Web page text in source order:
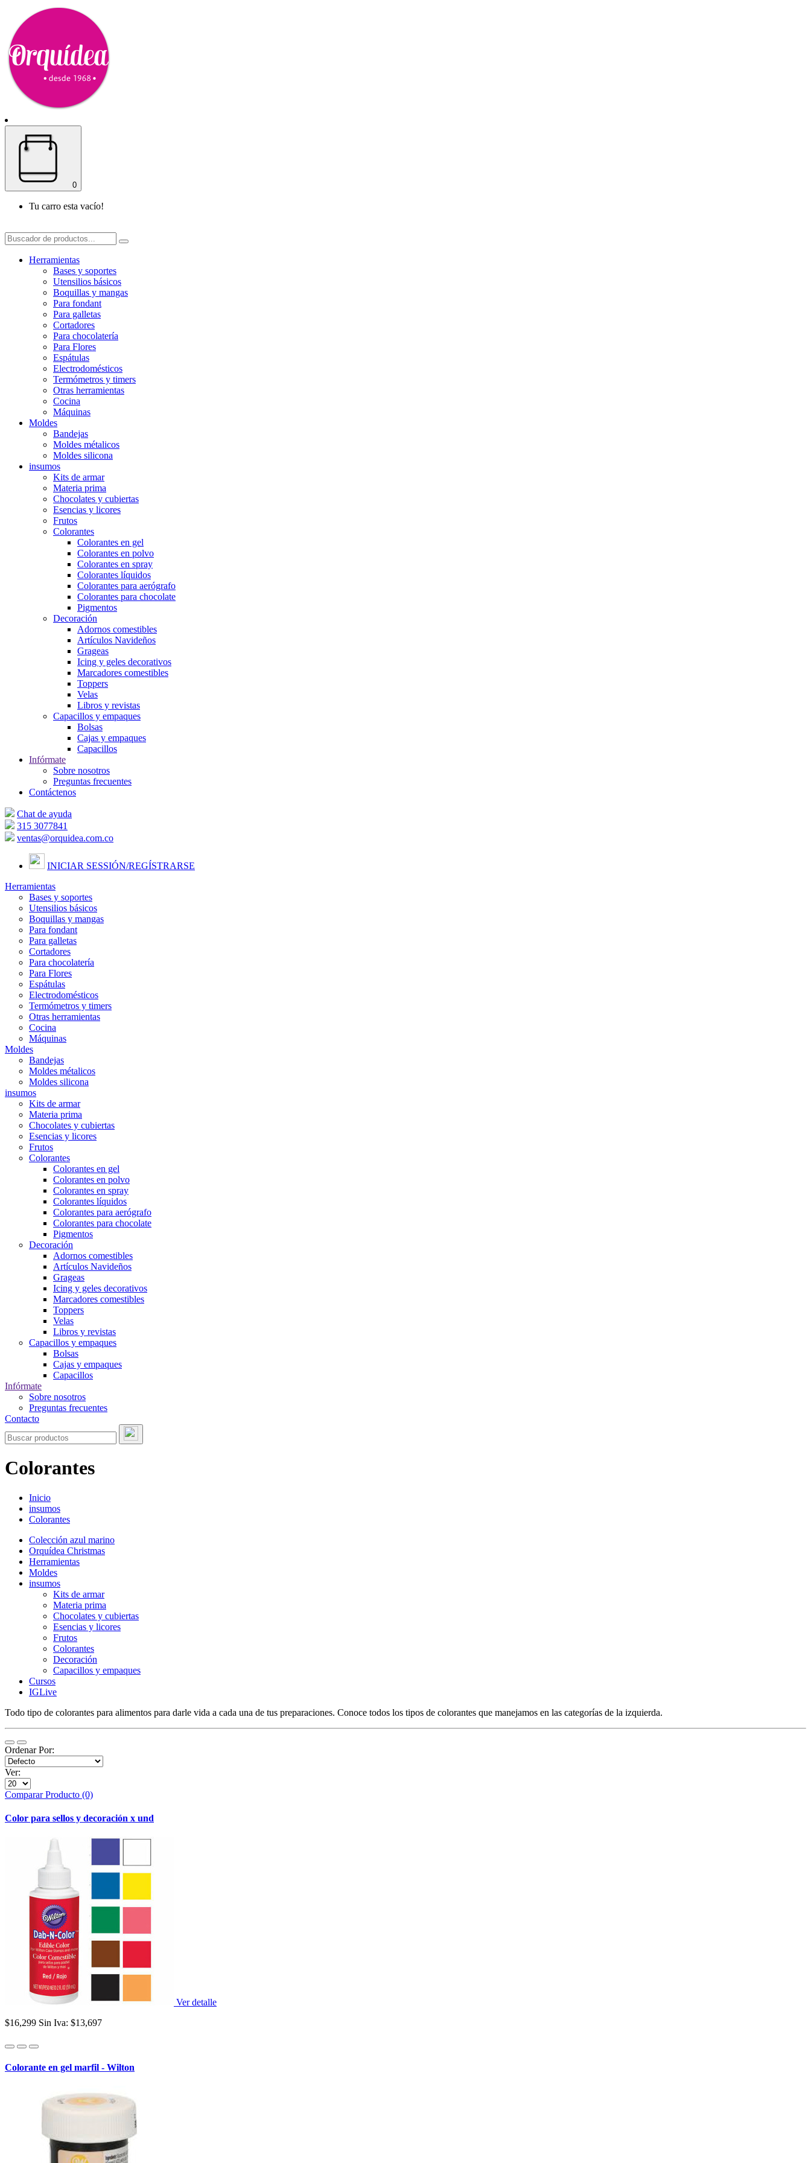
0
Tu carro esta vacío!
Herramientas
Bases y soportes
Utensilios básicos
Boquillas y mangas
Para fondant
Para galletas
Cortadores
Para chocolatería
Para Flores
Espátulas
Electrodomésticos
Termómetros y timers
Otras herramientas
Cocina
Máquinas
Moldes
Bandejas
Moldes métalicos
Moldes silicona
insumos
Kits de armar
Materia prima
Chocolates y cubiertas
Esencias y licores
Frutos
Colorantes
Colorantes en gel
Colorantes en polvo
Colorantes en spray
Colorantes líquidos
Colorantes para aerógrafo
Colorantes para chocolate
Pigmentos
Decoración
Adornos comestibles
Artículos Navideños
Grageas
Icing y geles decorativos
Marcadores comestibles
Toppers
Velas
Libros y revistas
Capacillos y empaques
Bolsas
Cajas y empaques
Capacillos
Infórmate
Sobre nosotros
Preguntas frecuentes
Contáctenos
Chat de ayuda
315 3077841
ventas@orquidea.com.co
INICIAR SESSIÓN/REGÍSTRARSE
Herramientas
Bases y soportes
Utensilios básicos
Boquillas y mangas
Para fondant
Para galletas
Cortadores
Para chocolatería
Para Flores
Espátulas
Electrodomésticos
Termómetros y timers
Otras herramientas
Cocina
Máquinas
Moldes
Bandejas
Moldes métalicos
Moldes silicona
insumos
Kits de armar
Materia prima
Chocolates y cubiertas
Esencias y licores
Frutos
Colorantes
Colorantes en gel
Colorantes en polvo
Colorantes en spray
Colorantes líquidos
Colorantes para aerógrafo
Colorantes para chocolate
Pigmentos
Decoración
Adornos comestibles
Artículos Navideños
Grageas
Icing y geles decorativos
Marcadores comestibles
Toppers
Velas
Libros y revistas
Capacillos y empaques
Bolsas
Cajas y empaques
Capacillos
Infórmate
Sobre nosotros
Preguntas frecuentes
Contacto
Colorantes
Inicio
insumos
Colorantes
Colección azul marino
Orquídea Christmas
Herramientas
Moldes
insumos
Kits de armar
Materia prima
Chocolates y cubiertas
Esencias y licores
Frutos
Colorantes
Decoración
Capacillos y empaques
Cursos
IGLive
Todo tipo de colorantes para alimentos para darle vida a cada una de tus preparaciones. Conoce todos los tipos de colorantes que manejamos en las categorías de la izquierda.
Ordenar Por:
Ver:
Comparar Producto (0)
Color para sellos y decoración x und
Ver detalle
$16,299 Sin Iva: $13,697
Colorante en gel marfil - Wilton